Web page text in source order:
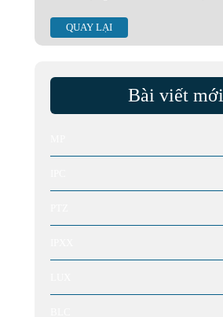
QUAY LẠI
Bài viết mới